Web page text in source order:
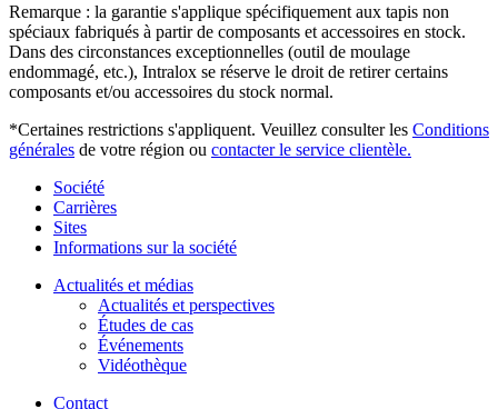
Remarque : la garantie s'applique spécifiquement aux tapis non
spéciaux fabriqués à partir de composants et accessoires en stock.
Dans des circonstances exceptionnelles (outil de moulage
endommagé, etc.), Intralox se réserve le droit de retirer certains
composants et/ou accessoires du stock normal.
*Certaines restrictions s'appliquent. Veuillez consulter les Conditions
générales de votre région ou contacter le service clientèle.
Société
Carrières
Sites
Informations sur la société
Actualités et médias
Actualités et perspectives
Études de cas
Événements
Vidéothèque
Contact